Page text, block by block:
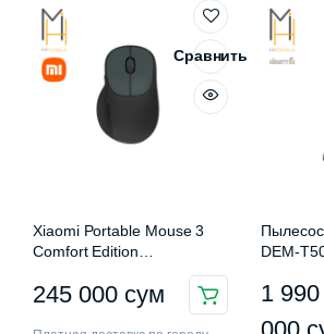
Сравнить
Xiaomi Portable Mouse 3
Comfort Edition
245 000 сум
DEM-
1 990
000